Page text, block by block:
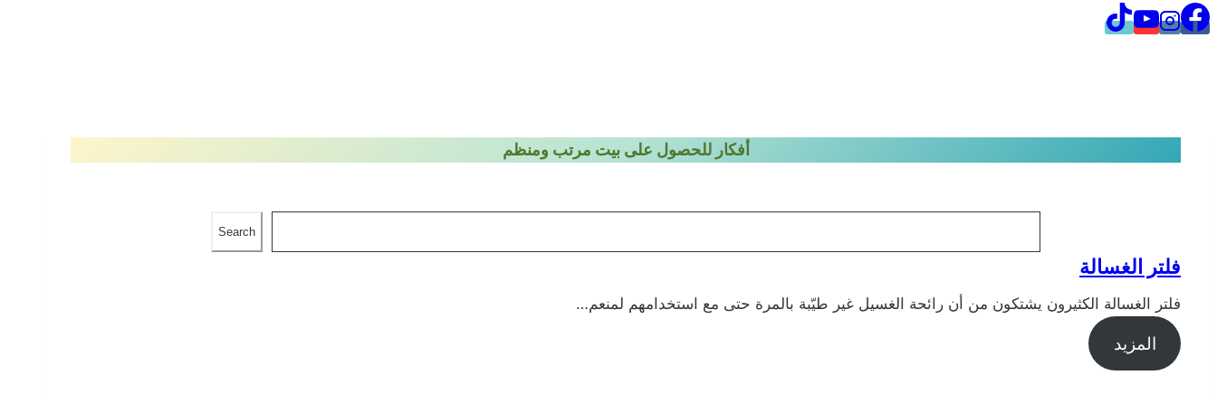
أفكار للحصول على بيت مرتب ومنظم
Search
فلتر الغسالة
فلتر الغسالة الكثيرون يشتكون من أن رائحة الغسيل غير طيّبة بالمرة حتى مع استخدامهم لمنعم…
المزيد